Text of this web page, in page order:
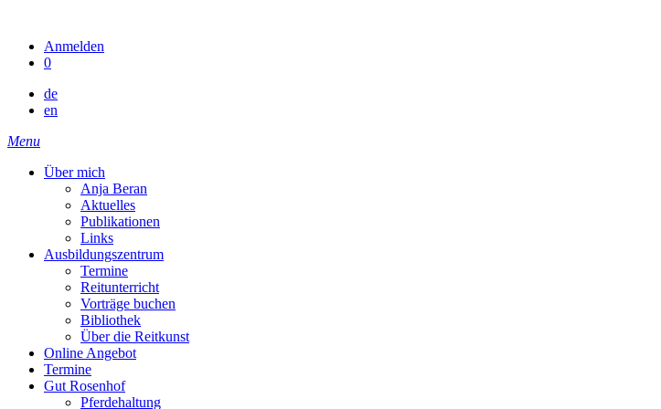
contentAnmelden
0
de
en
Menu
Über mich
Anja Beran
Aktuelles
Publikationen
Links
Ausbildungszentrum
Termine
Reitunterricht
Vorträge buchen
Bibliothek
Über die Reitkunst
Online Angebot
Termine
Gut Rosenhof
Pferdehaltung